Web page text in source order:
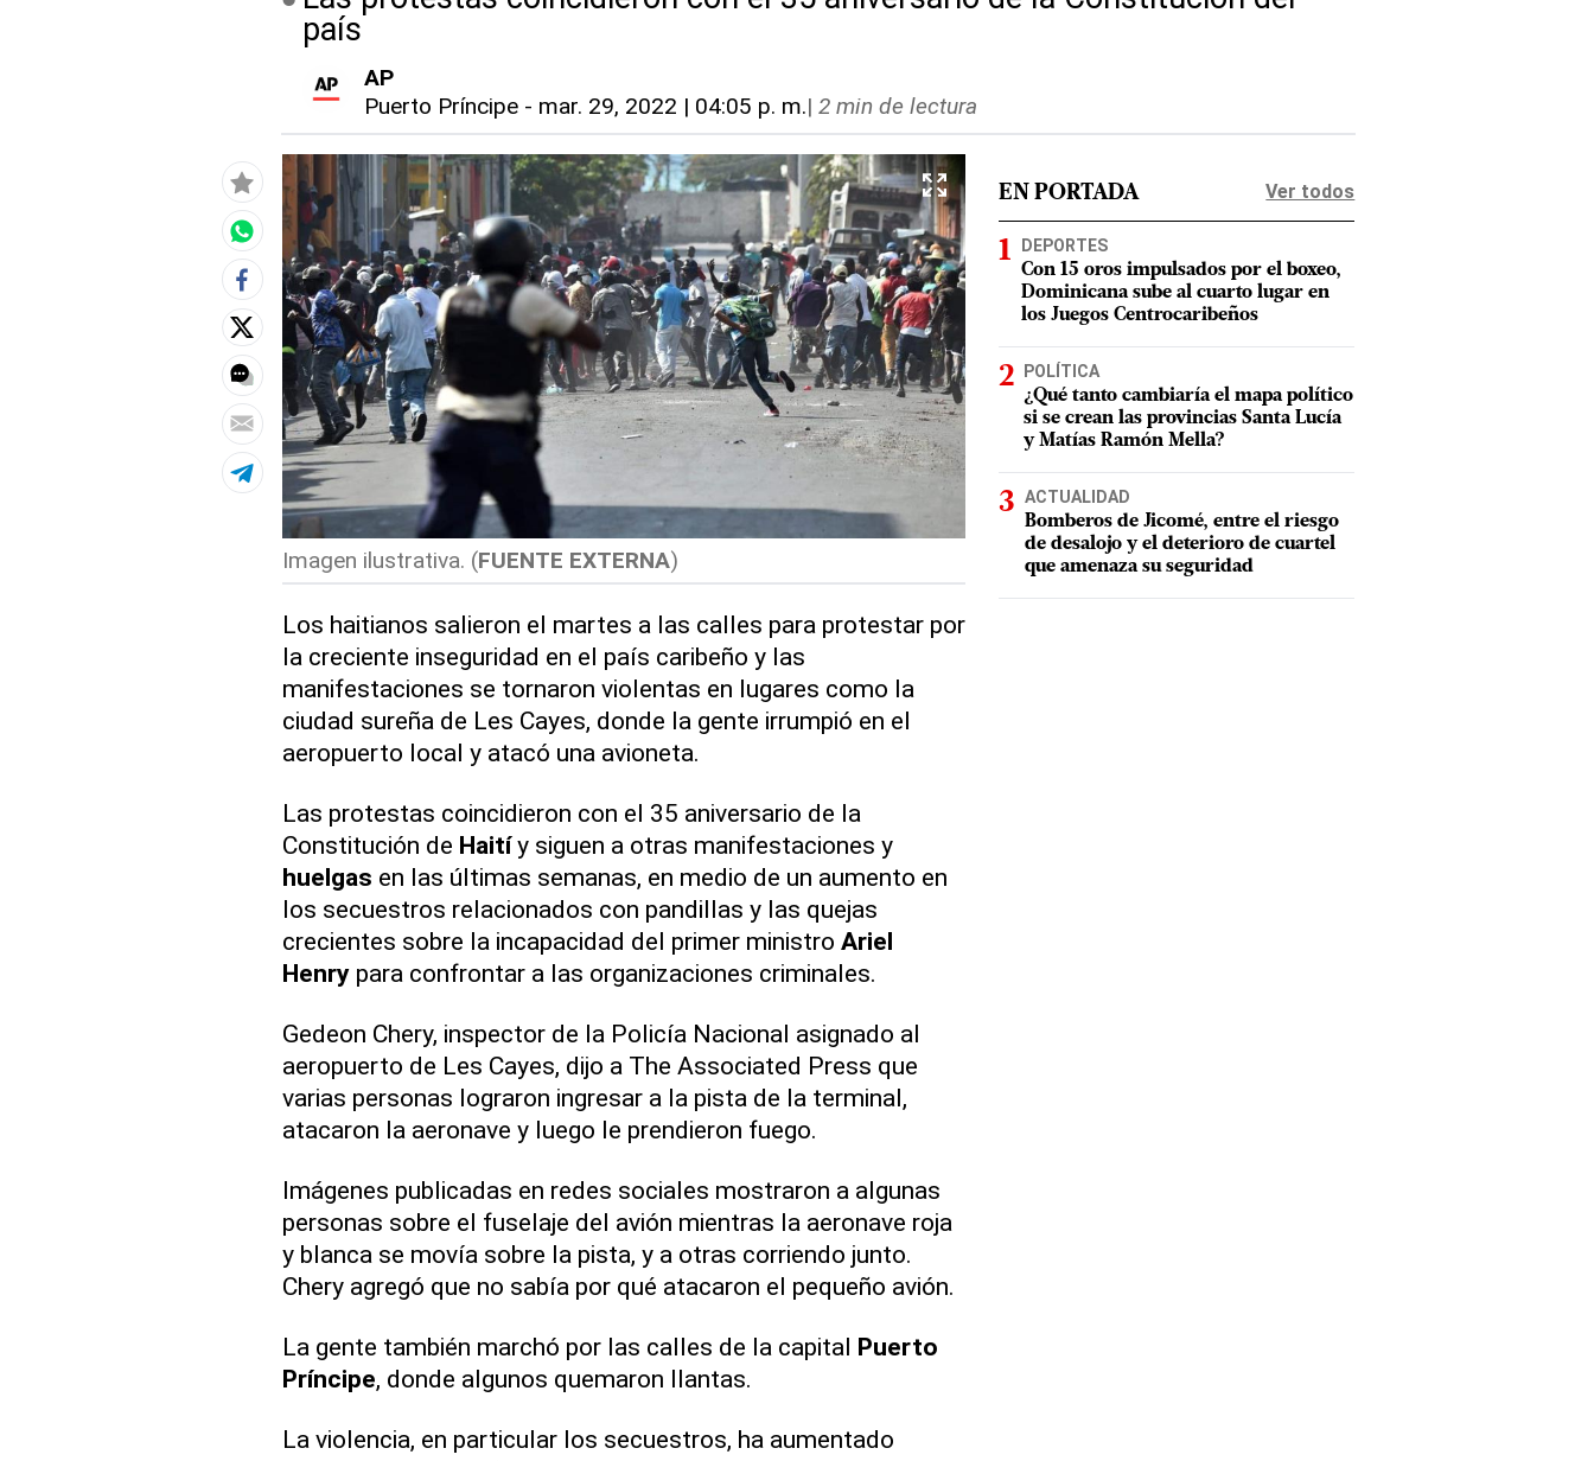
país
AP
Puerto Príncipe - mar. 29, 2022 | 04:05 p. m.| 2 min de lectura
Imagen ilustrativa. (FUENTE EXTERNA)
Los haitianos salieron el martes a las calles para protestar por
la creciente inseguridad en el país caribeño y las
manifestaciones se tornaron violentas en lugares como la
ciudad sureña de Les Cayes, donde la gente irrumpió en el
aeropuerto local y atacó una avioneta.
Las protestas coincidieron con el 35 aniversario de la
Constitución de Haitíy siguen a otras manifestaciones y
huelgas en las últimas semanas, en medio de un aumento en
los secuestros relacionados con pandillas y las quejas
crecientes sobre la incapacidad del primer ministro Ariel
Henrypara confrontar a las organizaciones criminales.
Gedeon Chery, inspector de la Policía Nacional asignado al
aeropuerto de Les Cayes, dijo a The Associated Press que
varias personas lograron ingresar a la pista de la terminal,
atacaron la aeronave y luego le prendieron fuego.
Imágenes publicadas en redes sociales mostraron a algunas
personas sobre el fuselaje del avión mientras la aeronave roja
y blanca se movía sobre la pista, y a otras corriendo junto.
Chery agregó que no sabía por qué atacaron el pequeño avión.
La gente también marchó por las calles de la capital Puerto
Príncipe, donde algunos quemaron llantas.
La violencia, en particular los secuestros, ha aumentado
EN PORTADA Ver todos
DEPORTES
Con 15 oros impulsados por el boxeo,
Dominicana sube al cuarto lugar en
los Juegos Centrocaribeños
POLÍTICA
¿Qué tanto cambiaría el mapa político
si se crean las provincias Santa Lucía
y Matías Ramón Mella?
ACTUALIDAD
Bomberos de Jicomé, entre el riesgo
de desalojo y el deterioro de cuartel
que amenaza su seguridad